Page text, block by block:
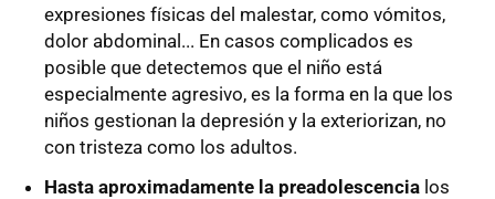
expresiones físicas del malestar, como vómitos,
dolor abdominal... En casos complicados es
posible que detectemos que el niño está
especialmente agresivo, es la forma en la que los
niños gestionan la depresión y la exteriorizan, no
con tristeza como los adultos.
Hasta aproximadamente la preadolescencia los